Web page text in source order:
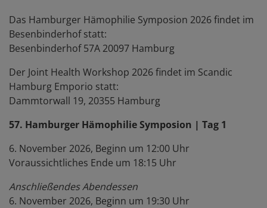
Das Hamburger Hämophilie Symposion 2026 findet im
Besenbinderhof statt:
Besenbinderhof 57A 20097 Hamburg
Der Joint Health Workshop 2026 findet im Scandic
Hamburg Emporio statt:
Dammtorwall 19, 20355 Hamburg
57. Hamburger Hämophilie Symposion | Tag 1
6. November 2026, Beginn um 12:00 Uhr
Voraussichtliches Ende um 18:15 Uhr
Anschließendes Abendessen
6. November 2026, Beginn um 19:30 Uhr